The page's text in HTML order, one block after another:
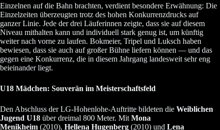
Einzelnen auf die Bahn brachten, verdient besondere Erwähnung: Die
Einzelzeiten überzeugten trotz des hohen Konkurrenzdrucks auf
ganzer Linie. Jede der drei Läuferinnen zeigte, dass sie auf diesem
Niveau mithalten kann und individuell stark genug ist, um künftig
weiter nach vorne zu laufen. Bokmeier, Tripel und Luksch haben
bewiesen, dass sie auch auf großer Bühne liefern können — und das
gegen eine Konkurrenz, die in diesem Jahrgang landesweit sehr eng
beieinander liegt.
U18 Mädchen: Souverän im Meisterschaftsfeld
Den Abschluss der LG-Hohenlohe-Auftritte bildeten die Weiblichen
Jugend U18 über dreimal 800 Meter. Mit Mona
Menikheim (2010), Hellena Hugenberg (2010) und Lena